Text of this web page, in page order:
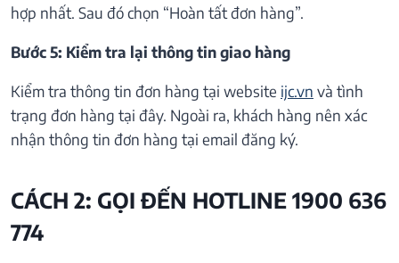
hợp nhất. Sau đó chọn “Hoàn tất đơn hàng”.
Bước 5: Kiểm tra lại thông tin giao hàng
Kiểm tra thông tin đơn hàng tại website ijc.vn và tình
trạng đơn hàng tại đây. Ngoài ra, khách hàng nên xác
nhận thông tin đơn hàng tại email đăng ký.
CÁCH 2: GỌI ĐẾN HOTLINE 1900 636
774